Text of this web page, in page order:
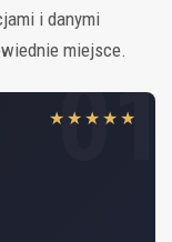
i danymi
miejsce.
01
★★★★★